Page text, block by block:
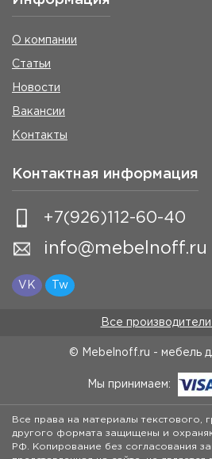
О компании
Статьи
Новости
Вакансии
Контакты
Контактная информация
+7(926)112-60-40
info@mebelnoff.ru
VK Tw
Все
© Mebelnoff.ru - мебель
Мы принимаем:
Все права на материалы текстового,
другого формата защищены и
РФ. Копирование без согласования